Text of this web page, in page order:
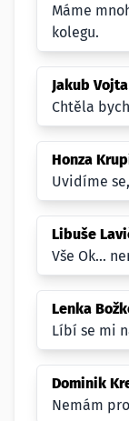
Máme
kolegu.
Jakub Vojta
Chtěla
Honza
Uvidíme
Libuše
Vše Ok...
Lenka
Líbí se mi
Dominik
Nemám